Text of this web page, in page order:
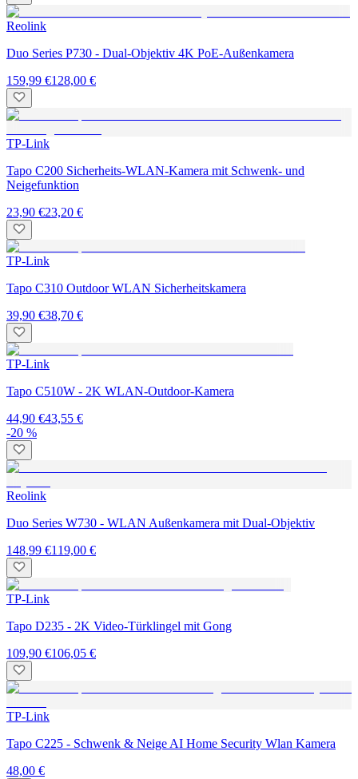
Reolink
Duo Series P730 - Dual-Objektiv 4K PoE-Außenkamera
159,99 €128,00 €
TP-Link
Tapo C200 Sicherheits-WLAN-Kamera mit Schwenk- und
Neigefunktion
23,90 €23,20 €
TP-Link
Tapo C310 Outdoor WLAN Sicherheitskamera
39,90 €38,70 €
TP-Link
Tapo C510W - 2K WLAN-Outdoor-Kamera
44,90 €43,55 €
-20 %
Reolink
Duo Series W730 - WLAN Außenkamera mit Dual-Objektiv
148,99 €119,00 €
TP-Link
Tapo D235 - 2K Video-Türklingel mit Gong
109,90 €106,05 €
TP-Link
Tapo C225 - Schwenk & Neige AI Home Security Wlan Kamera
48,00 €